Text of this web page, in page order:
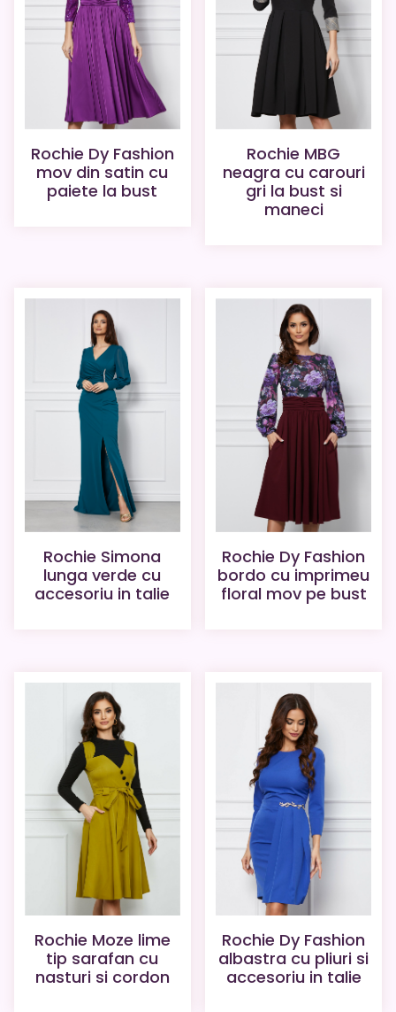
Rochie Dy Fashion
mov din satin cu
paiete la bust
Rochie MBG
neagra cu carouri
gri la bust si
maneci
Rochie Simona
lunga verde cu
accesoriu in talie
Rochie Dy Fashion
bordo cu imprimeu
floral mov pe bust
Rochie Moze lime
tip sarafan cu
nasturi si cordon
Rochie Dy Fashion
albastra cu pliuri si
accesoriu in talie